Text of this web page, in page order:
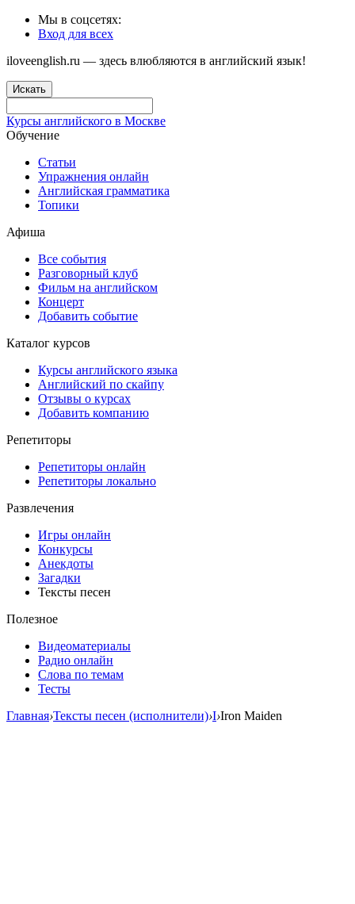
Мы в соцсетях:
Вход для всех
iloveenglish.ru — здесь влюбляются в английский язык!
Искать
Курсы английского в Москве
Обучение
Статьи
Упражнения онлайн
Английская грамматика
Топики
Афиша
Все события
Разговорный клуб
Фильм на английском
Концерт
Добавить событие
Каталог курсов
Курсы английского языка
Английский по скайпу
Отзывы о курсах
Добавить компанию
Репетиторы
Репетиторы онлайн
Репетиторы локально
Развлечения
Игры онлайн
Конкурсы
Анекдоты
Загадки
Тексты песен
Полезное
Видеоматериалы
Радио онлайн
Слова по темам
Тесты
Главная›Тексты песен (исполнители)›I›Iron Maiden